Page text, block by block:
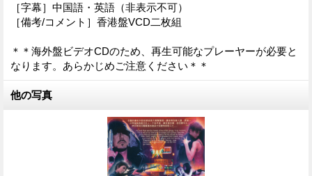
［字幕］中国語・英語（非表示不可）
［備考/コメント］香港盤VCD二枚組
＊＊海外盤ビデオCDのため、再生可能なプレーヤーが必要と
なります。あらかじめご注意ください＊＊
他の写真